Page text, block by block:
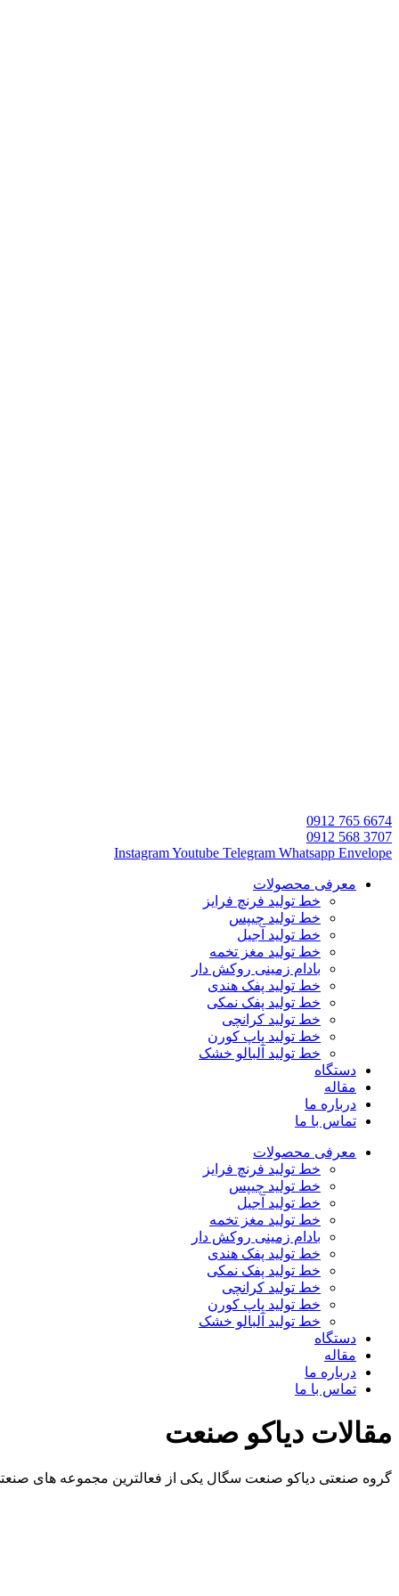
6674 765 0912
3707 568 0912
InstagramYoutube Telegram Whatsapp Envelope
معرفی محصولات
خط تولید فرنچ فرایز
خط تولید چیپس
خط تولید آجیل
خط تولید مغز تخمه
بادام زمینی روکش دار
خط تولید پفک هندی
خط تولید پفک نمکی
خط تولید کرانچی
خط تولید پاپ کورن
خط تولید آلبالو خشک
دستگاه
مقاله
درباره ما
تماس با ما
معرفی محصولات
خط تولید فرنچ فرایز
خط تولید چیپس
خط تولید آجیل
خط تولید مغز تخمه
بادام زمینی روکش دار
خط تولید پفک هندی
خط تولید پفک نمکی
خط تولید کرانچی
خط تولید پاپ کورن
خط تولید آلبالو خشک
دستگاه
مقاله
درباره ما
تماس با ما
مقالات دیاکو صنعت
گروه صنعتی دیاکو صنعت سگال یکی از فعالترین مجموعه های